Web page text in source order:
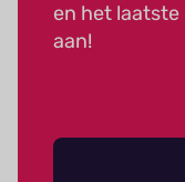
en het laatste
aan!